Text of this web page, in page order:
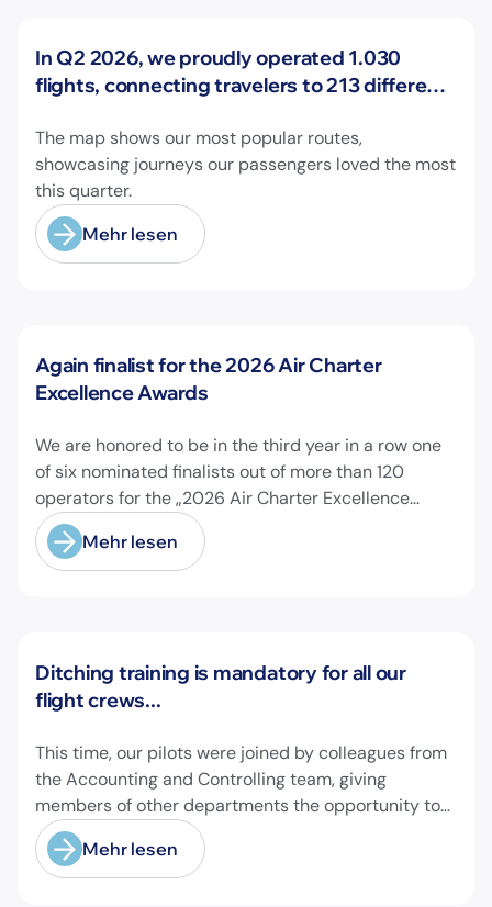
Neuigkeiten
In Q2 2026, we proudly operated 1.030
flights, connecting travelers to 213 different
The map shows our most popular routes,
showcasing journeys our passengers loved the most
this quarter.
Mehr lesen
Neuigkeiten
Again finalist for the 2026 Air Charter
Excellence Awards
We are honored to be in the third year in a row one
of six nominated finalists out of more than 120
operators for the „2026 Air Charter Excellence
Awards“ in the category „Executive Passenger
Charter Operator of the Year (18 seats or less)“!
@theaircharterassociation
Mehr lesen
Neuigkeiten
Ditching training is mandatory for all our
flight crews...
This time, our pilots were joined by colleagues from
the Accounting and Controlling team, giving
members of other departments the opportunity to
experience pilot's and air hostess training firsthand
and learn essential safety procedures.
Mehr lesen